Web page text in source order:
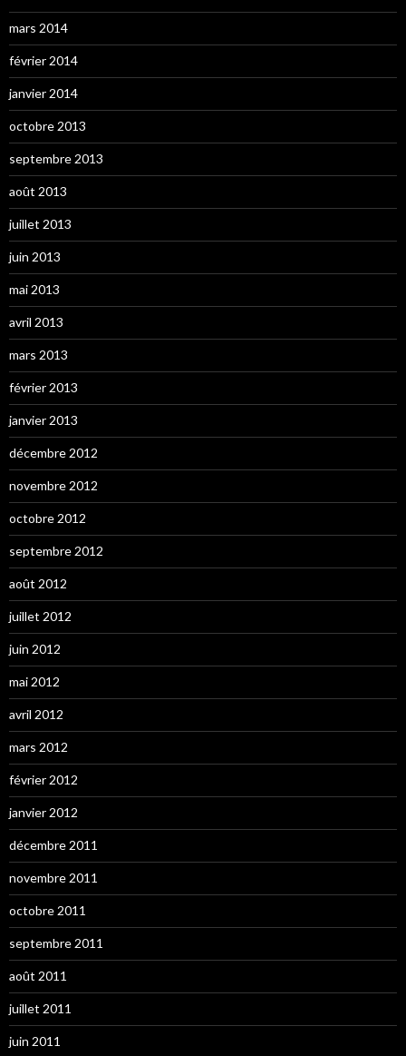
mars 2014
février 2014
janvier 2014
octobre 2013
septembre 2013
août 2013
juillet 2013
juin 2013
mai 2013
avril 2013
mars 2013
février 2013
janvier 2013
décembre 2012
novembre 2012
octobre 2012
septembre 2012
août 2012
juillet 2012
juin 2012
mai 2012
avril 2012
mars 2012
février 2012
janvier 2012
décembre 2011
novembre 2011
octobre 2011
septembre 2011
août 2011
juillet 2011
juin 2011